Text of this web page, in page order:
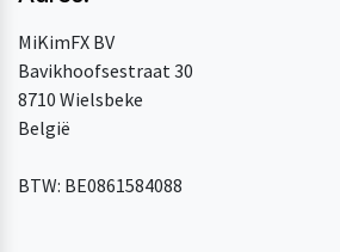
MiKimFX BV
Bavikhoofsestraat 30
8710 Wielsbeke
België
BTW: BE0861584088